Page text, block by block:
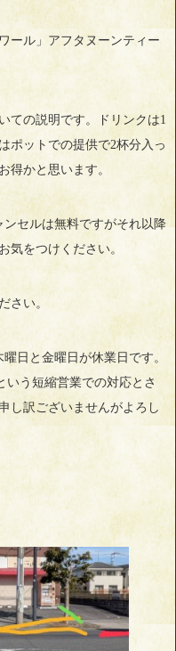
ール」アフタヌーンティー
ての説明です。ドリンクは1
ポットでの提供で2杯分入っ
得かと思います。
セルは無料ですがそれ以降
気をつけください。
さい。
日と金曜日が休業日です。
いう短縮営業での対応とさ
し訳ございませんがよろし